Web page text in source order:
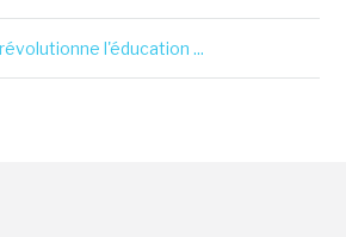
l'éducation ...